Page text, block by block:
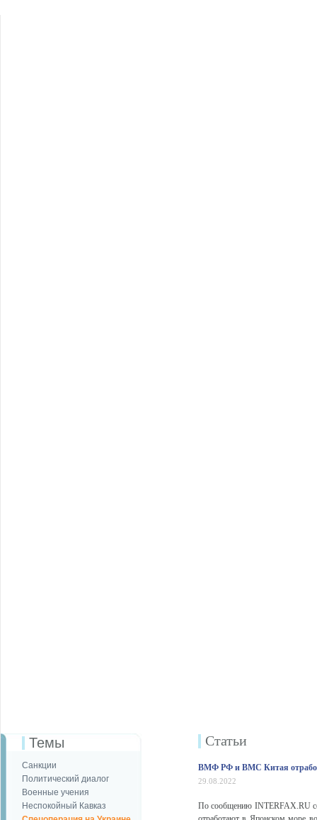
Темы
Санкции
Политический диалог
Военные учения
Неспокойный Кавказ
Статьи
ВМФ РФ и ВМС Китая
29.08.2022
По сообщению INTERFAX.RU